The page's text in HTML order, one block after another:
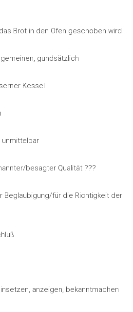
Brot in den Ofen geschoben wird
gundsätzlich
Kessel
unmittelbar
besagter Qualität ???
Beglaubigung/für die Richtigkeit der
anzeigen, bekanntmachen